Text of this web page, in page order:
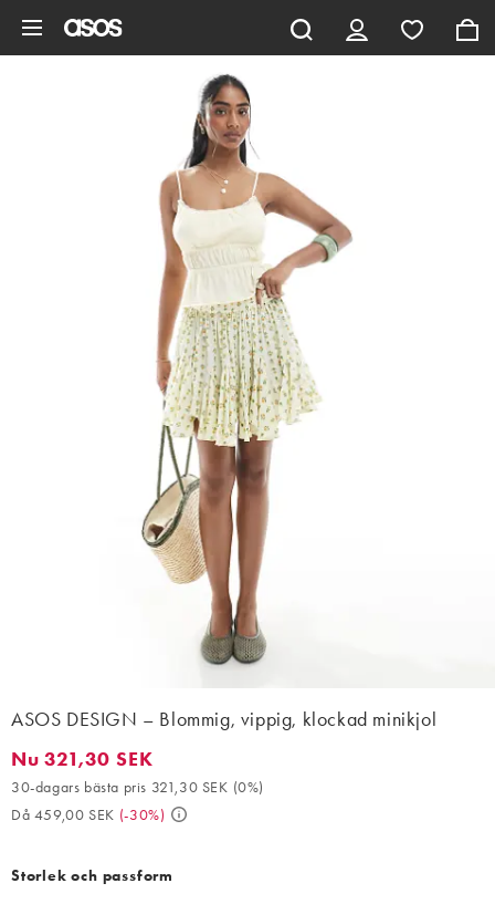
ASOS DESIGN – Blommig, vippig, klockad minikjol
Nu 321,30 SEK. 30-dagars bästa pris 321,30 SEK (0%). Då
Nu 321,30 SEK
30-dagars bästa pris 321,30 SEK (0%)
Då 459,00 SEK (-30%)
Storlek och passform